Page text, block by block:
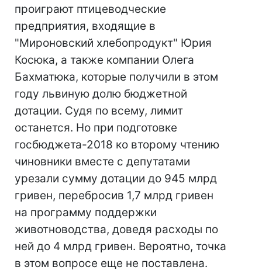
проиграют птицеводческие
предприятия, входящие в
"Мироновский хлебопродукт" Юрия
Косюка, а также компании Олега
Бахматюка, которые получили в этом
году львиную долю бюджетной
дотации. Судя по всему, лимит
останется. Но при подготовке
госбюджета-2018 ко второму чтению
чиновники вместе с депутатами
урезали сумму дотации до 945 млрд
гривен, перебросив 1,7 млрд гривен
на программу поддержки
животноводства, доведя расходы по
ней до 4 млрд гривен. Вероятно, точка
в этом вопросе еще не поставлена.